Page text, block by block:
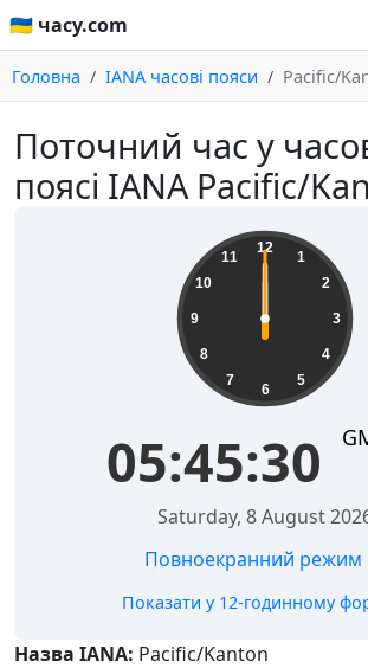
🇺🇦 часу.com
Головна IANA часові пояси Pacific/
Поточний час у
поясі IANA Pacific/
12
1
2
3
4
5
6
7
8
9
10
11
05:45:30
Saturday, 8 August
Повноекранний режим
Показати у 12-годинному
Назва IANA: Pacific/Kanton